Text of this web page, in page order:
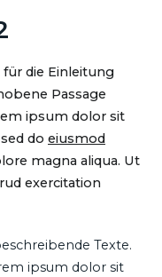
die Einleitung
Passage
ipsum dolor sit
do eiusmod
magna aliqua. Ut
exercitation
Texte.
ipsum dolor sit